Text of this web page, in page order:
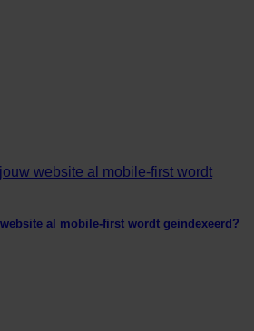
al mobile-first wordt geindexeerd?